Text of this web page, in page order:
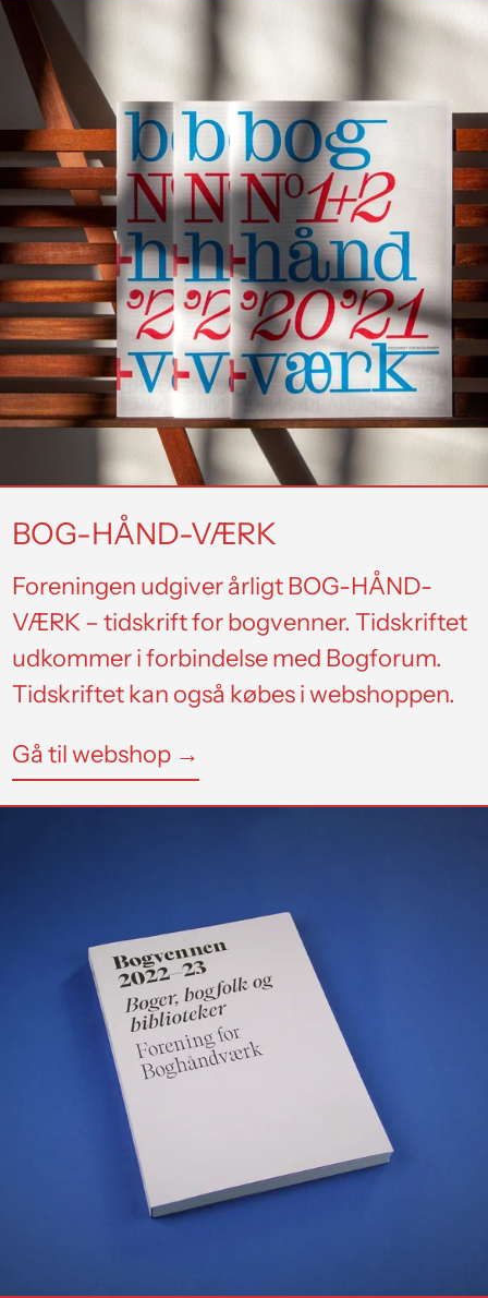
BOG-HÅND-VÆRK
Foreningen udgiver årligt BOG-HÅND-
VÆRK – tidskrift for bogvenner. Tidskriftet
udkommer i forbindelse med Bogforum.
Tidskriftet kan også købes i webshoppen.
Gå til webshop →